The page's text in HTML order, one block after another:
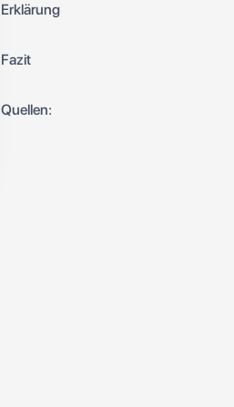
Erklärung
Fazit
Quellen: